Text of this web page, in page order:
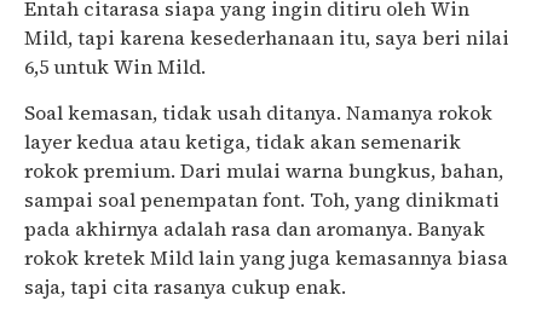
Entah citarasa siapa yang ingin ditiru oleh Win
Mild, tapi karena kesederhanaan itu, saya beri nilai
6,5 untuk Win Mild.
Soal kemasan, tidak usah ditanya. Namanya rokok
layer kedua atau ketiga, tidak akan semenarik
rokok premium. Dari mulai warna bungkus, bahan,
sampai soal penempatan font. Toh, yang dinikmati
pada akhirnya adalah rasa dan aromanya. Banyak
rokok kretek Mild lain yang juga kemasannya biasa
saja, tapi cita rasanya cukup enak.